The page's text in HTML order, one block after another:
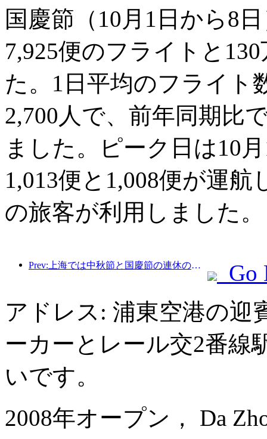
国慶節（10月1日から8
7,925便のフライトと
た。1日平均のフライト
2,700人で、前年同期比
ました。ピーク日は10
1,013便と1,008便が運航
の旅客が利用しました。
Prev:上海では中秋節と国慶節の連休の最初の4日間で1,511万人を超える観光客が訪れ、前年比20%以上増加した。
Go
アドレス: 浦東空港の迎
ーカーとレール交2番線
いです。
2008年オープン， Da